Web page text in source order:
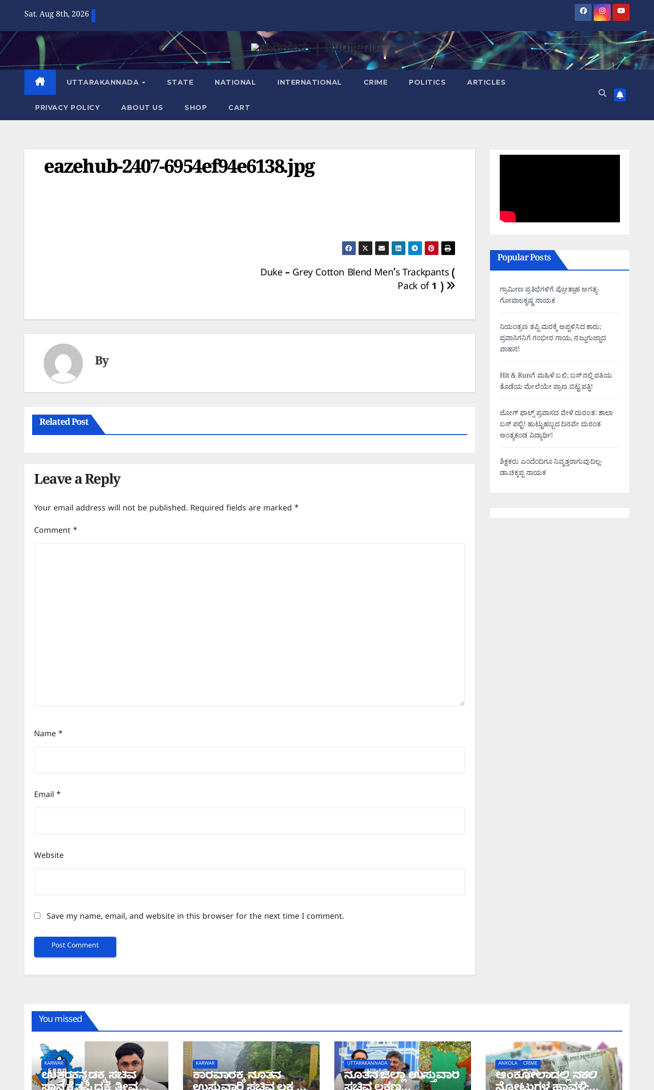
content
Sat. Aug 8th, 2026
UTTARAKANNADA STATE NATIONAL INTERNATIONAL CRIME POLITICS ARTICLES
PRIVACY POLICY ABOUT US SHOP CART
eazehub-2407-6954ef94e6138.jpg
Duke – Grey Cotton Blend Men’s Trackpants (
Pack of 1 )
By
Related Post
Leave a Reply
Your email address will not be published. Required fields are marked *
Comment *
Name *
Email *
Website
Save my name, email, and website in this browser for the next time I comment.
Popular Posts
ಗ್ರಾಮೀಣ ಪ್ರತಿಭೆಗಳಿಗೆ ಪ್ರೋತ್ಸಾಹ ಅಗತ್ಯ-
ಗೋಪಾಲಕೃಷ್ಣ ನಾಯಕ
ನಿಯಂತ್ರಣ ತಪ್ಪಿ ಮರಕ್ಕೆ ಅಪ್ಪಳಿಸಿದ ಕಾರು;
ಪ್ರವಾಸಿಗನಿಗೆ ಗಂಭೀರ ಗಾಯ, ನಜ್ಜುಗುಜ್ಜಾದ
ವಾಹನ!
Hit & Runಗೆ ಮಹಿಳೆ ಬಲಿ; ಬಸ್‌ನಲ್ಲಿ ಪತಿಯ
ತೊಡೆಯ ಮೇಲೆಯೇ ಪ್ರಾಣ ಬಿಟ್ಟ ಪತ್ನಿ!
ಜೋಗ್ ಫಾಲ್ಸ್ ಪ್ರವಾಸದ ವೇಳೆ ದುರಂತ: ಶಾಲಾ
ಬಸ್ ಪಲ್ಟಿ! ಹುಟ್ಟುಹಬ್ಬದ ದಿನವೇ ದುರಂತ
ಅಂತ್ಯಕಂಡ ವಿದ್ಯಾರ್ಥಿ!
ಶಿಕ್ಷಕರು ಎಂದೆಂದಿಗೂ ನಿವೃತ್ತರಾಗುವುದಿಲ್ಲ-
ಡಾ.ಚಿಕ್ಕಪ್ಪ ನಾಯಕ
You missed
KARWAR
ಉತ್ತರಕನ್ನಡಕ್ಕೆ ಸಚಿವ
KARWAR
ಕಾರವಾರಕ್ಕೆ ನೂತನ
UTTARAKANNADA
ನೂತನ ಜಿಲ್ಲಾ ಉಸ್ತುವಾರಿ
ANKOLA CRIME
ಅಂಕೋಲಾದಲ್ಲಿ ನಕಲಿ